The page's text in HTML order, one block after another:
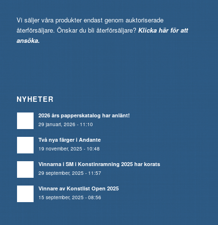
Vi säljer våra produkter endast genom auktoriserade
återförsäljare. Önskar du bli återförsäljare? Klicka här för att
ansöka.
NYHETER
2026 års papperskatalog har anlänt!
29 januari, 2026 - 11:10
Två nya färger i Andante
19 november, 2025 - 10:48
Vinnarna i SM i Konstinramning 2025 har korats
29 september, 2025 - 11:57
Vinnare av Konstlist Open 2025
15 september, 2025 - 08:56